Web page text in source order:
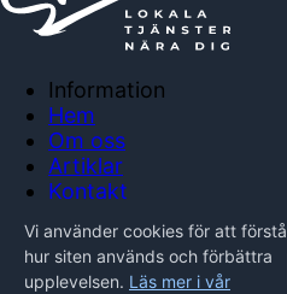
Information
Hem
Om oss
Artiklar
Kontakt
Integritetspolicy
Vi använder cookies för att förstå
hur siten används och förbättra
upplevelsen. Läs mer i vår